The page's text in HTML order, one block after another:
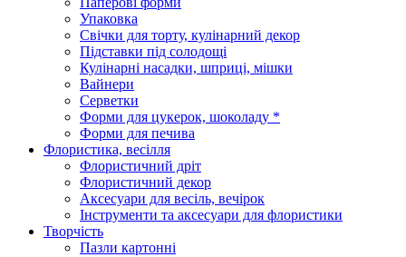
Упаковка
Свічки для торту, кулінарний декор
Підставки під солодощі
Кулінарні насадки, шприці, мішки
Вайнери
Серветки
Форми для цукерок, шоколаду *
Форми для печива
Флористика, весілля
Флористичний дріт
Флористичний декор
Аксесуари для весіль, вечірок
Інструменти та аксесуари для флористики
Творчість
Пазли картонні